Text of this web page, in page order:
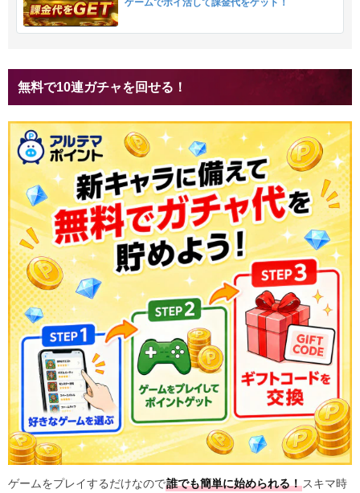
無料で10連ガチャを回せる！
ゲームをプレイするだけなので誰でも簡単に始められる！スキマ時